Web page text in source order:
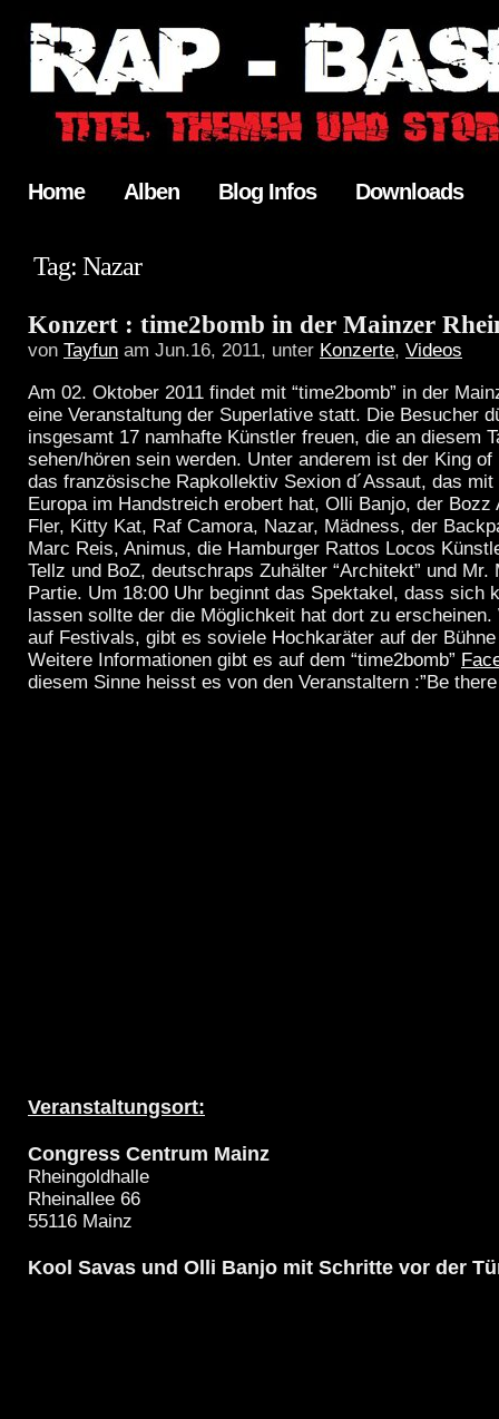
Home Alben Blog Infos Downloads
Tag: Nazar
Konzert : time2bomb in der Mainzer
von Tayfun am Jun.16, 2011, unter Konzerte, Videos
Am 02. Oktober 2011 findet mit “time2bomb” in der
eine Veranstaltung der Superlative statt. Die Besucher
insgesamt 17 namhafte Künstler freuen, die an diesem
sehen/hören sein werden. Unter anderem ist der King of
das französische Rapkollektiv Sexion d´Assaut, das mit
Europa im Handstreich erobert hat, Olli Banjo, der Bozz
Fler, Kitty Kat, Raf Camora, Nazar, Mädness, der
Marc Reis, Animus, die Hamburger Rattos Locos
Tellz und BoZ, deutschraps Zuhälter “Architekt” und
Partie. Um 18:00 Uhr beginnt das Spektakel, dass sich
lassen sollte der die Möglichkeit hat dort zu
auf Festivals, gibt es soviele Hochkaräter auf der
Weitere Informationen gibt es auf dem “time2bomb”
diesem Sinne heisst es von den Veranstaltern :”Be
Veranstaltungsort:
Congress Centrum Mainz
Rheingoldhalle
Rheinallee 66
55116 Mainz
Kool Savas und Olli Banjo mit Schritte vor der